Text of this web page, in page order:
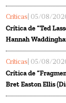
Críticas | 05/08/
Crítica de “Ted
Hannah
Críticas | 05/08/
Crítica de
Bret Easton Ellis